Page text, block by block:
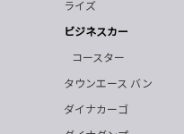
ライズ
ビジネスカー
コースター
タウンエース バン
ダイナカーゴ